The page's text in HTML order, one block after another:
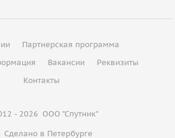
Партнерская программа
Вакансии
Реквизиты
Контакты
- 2026 ООО "Спутник"
Сделано в Петербурге